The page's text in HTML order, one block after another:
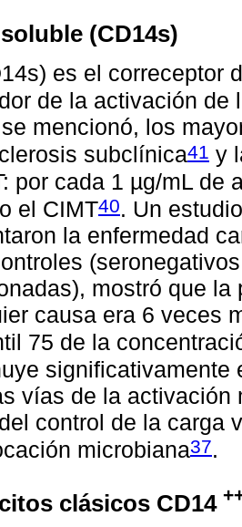
(CD14s)
es el correceptor
de la activación de
mencionó, los
subclínica41 y
por cada 1 µg/mL de
el CIMT40. Un
la enfermedad
mostró que
causa era 6 veces
75 de la
significativamente
vías de la
control de la carga
microbiana37.
clásicos CD14